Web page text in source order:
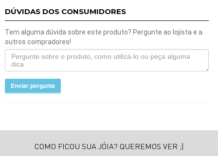
DÚVIDAS DOS CONSUMIDORES
Tem alguma dúvida sobre este produto? Pergunte ao lojista e a
outros compradores!
Enviar pergunta
COMO FICOU SUA JÓIA? QUEREMOS VER ;)